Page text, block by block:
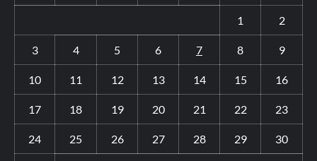
1 2
3 4 5 6 7 8 9
10 11 12 13 14 15 16
17 18 19 20 21 22 23
24 25 26 27 28 29 30